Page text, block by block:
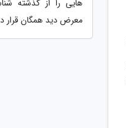
هایی را از گذشته
معرض دید همگان قرار